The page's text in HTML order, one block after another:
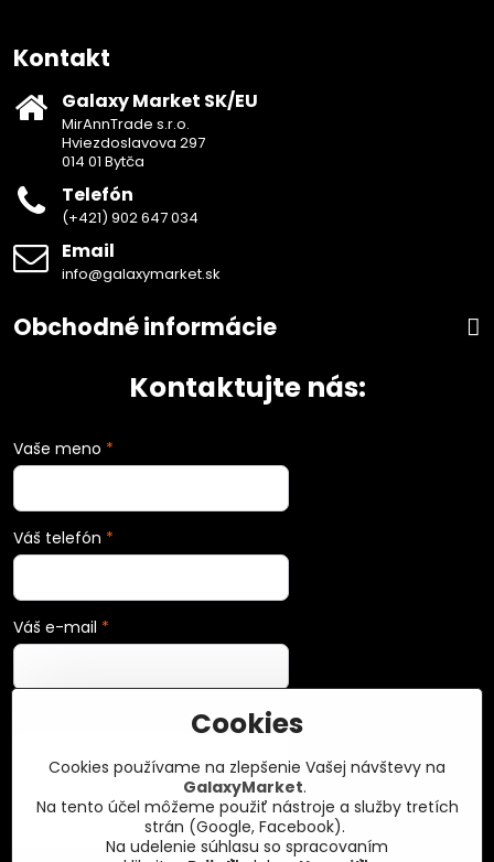
Kontakt
Galaxy Market SK/EU
MirAnnTrade s.r.o.
Hviezdoslavova 297
014 01 Bytča
Telefón
(+421) 902 647 034
Email
info@galaxymarket.sk
Obchodné informácie
Kontaktujte nás:
Vaše meno *
Váš telefón *
Váš e-mail *
Cookies
Cookies používame na zlepšenie Vašej návštevy na
GalaxyMarket.
Na tento účel môžeme použiť nástroje a služby tretích
strán (Google, Facebook).
Na udelenie súhlasu so spracovaním